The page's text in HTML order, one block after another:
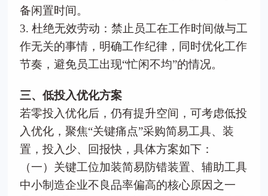
备闲置时间。
3. 杜绝无效劳动：禁止员工在工作时间做与工
作无关的事情，明确工作纪律，同时优化工作
节奏，避免员工出现“忙闲不均”的情况。
三、低投入优化方案
若零投入优化后，仍有提升空间，可考虑低投
入优化，聚焦“关键痛点”采购简易工具、装
置，投入少、回报快，具体方案如下：
（一）关键工位加装简易防错装置、辅助工具
中小制造企业不良品率偏高的核心原因之一